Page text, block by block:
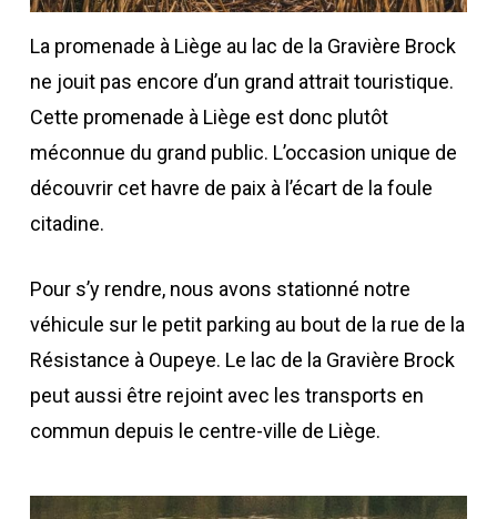
La promenade à Liège au lac de la Gravière Brock
ne jouit pas encore d’un grand attrait touristique.
Cette promenade à Liège est donc plutôt
méconnue du grand public. L’occasion unique de
découvrir cet havre de paix à l’écart de la foule
citadine.
Pour s’y rendre, nous avons stationné notre
véhicule sur le petit parking au bout de la rue de la
Résistance à Oupeye. Le lac de la Gravière Brock
peut aussi être rejoint avec les transports en
commun depuis le centre-ville de Liège.